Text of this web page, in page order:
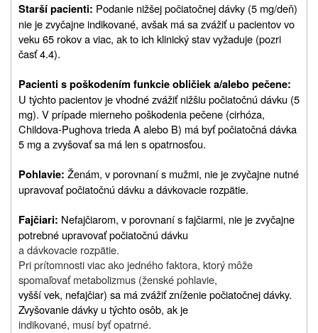
Starší pacienti: Podanie nižšej počiatočnej dávky (5 mg/deň)
nie je zvyčajne indikované, avšak má sa zvážiť u pacientov vo
veku 65 rokov a viac, ak to ich klinický stav vyžaduje (pozri
časť 4.4).
Pacienti s poškodením funkcie obličiek a/alebo pečene:
U týchto pacientov je vhodné zvážiť nižšiu počiatočnú dávku (5
mg). V prípade mierneho poškodenia pečene (cirhóza,
Childova‑Pughova trieda A alebo B) má byť počiatočná dávka
5 mg a zvyšovať sa má len s opatrnosťou.
Pohlavie: Ženám, v porovnaní s mužmi, nie je zvyčajne nutné
upravovať počiatočnú dávku a dávkovacie rozpätie.
Fajčiari: Nefajčiarom, v porovnaní s fajčiarmi, nie je zvyčajne
potrebné upravovať počiatočnú dávku
a dávkovacie rozpätie.
Pri prítomnosti viac ako jedného faktora, ktorý môže
spomaľovať metabolizmus (ženské pohlavie,
vyšší vek, nefajčiar) sa má zvážiť zníženie počiatočnej dávky.
Zvyšovanie dávky u týchto osôb, ak je
indikované, musí byť opatrné.